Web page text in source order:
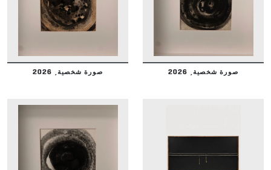
DETAILS
صورة شخصية, 2026
DETAILS
صورة شخصية, 2026
DETAILS DETAILS